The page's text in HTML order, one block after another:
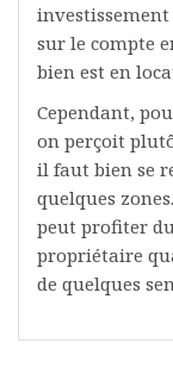
sur le compte
bien est en
Cependant,
on perçoit
il faut bien se
quelques
peut profiter
propriétaire
de quelques